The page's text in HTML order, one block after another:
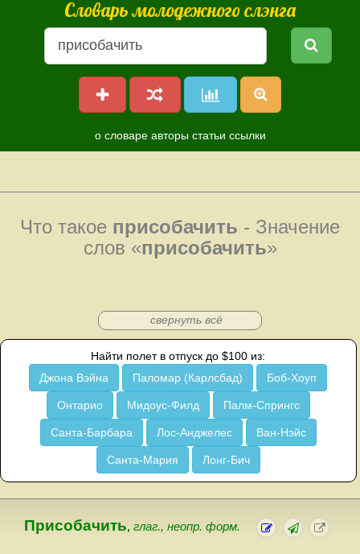
Словарь молодежного слэнга
о словаре авторы статьи ссылки
Что такое присобачить - Значение
слов «присобачить»
свернуть всё
Найти полет в отпуск до $100 из:
Джона Вэйна
Паломар (Карлсбад) Боб-Хоуп
Онтарио Мидоус-Филд Палм-Спрингс
Санта-Барбара Лос-Анджелес Ван-Нэйс
Санта-Мария Лонг-Бич
Присобачить, глаг., неопр. форм.